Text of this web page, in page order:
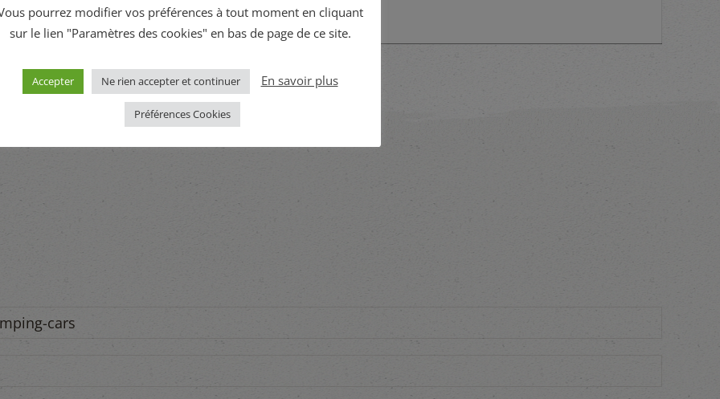
pourrez modifier vos préférences à tout moment en cliquant
sur le lien "Paramètres des cookies" en bas de page de ce site.
Accepter Ne rien accepter et continuer En savoir plus
Préférences Cookies